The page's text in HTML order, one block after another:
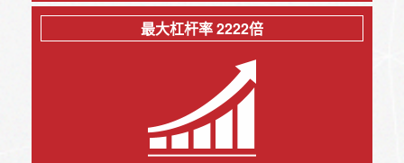
最大杠杆率 2222倍